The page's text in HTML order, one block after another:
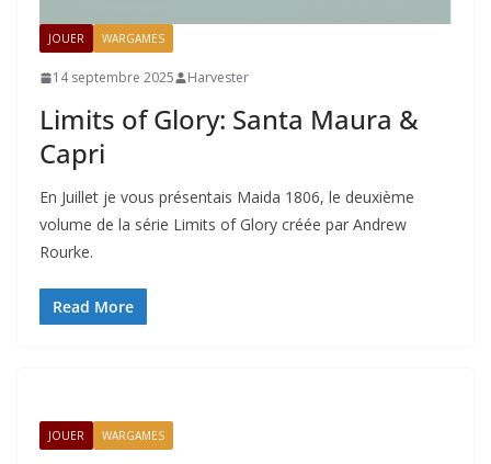
JOUER WARGAMES
14 septembre 2025 Harvester
Limits of Glory: Santa Maura &
Capri
En Juillet je vous présentais Maida 1806, le deuxième
volume de la série Limits of Glory créée par Andrew
Rourke.
Read More
JOUER WARGAMES